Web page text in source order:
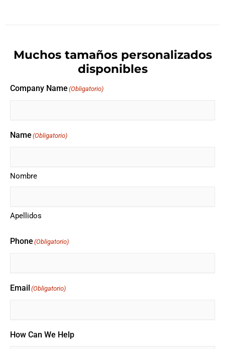
Muchos tamaños personalizados
disponibles
Company Name (Obligatorio)
Name (Obligatorio)
Nombre
Apellidos
Phone (Obligatorio)
Email (Obligatorio)
How Can We Help